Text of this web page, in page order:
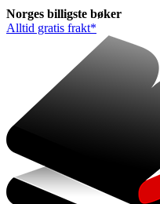
Norges billigste bøker
Alltid gratis frakt*